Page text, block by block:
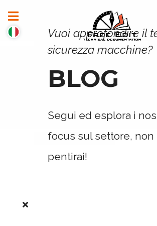
Vuoi approfondire il
sicurezza macchine?
BLOG
Segui ed esplora i
focus sul settore, non
pentirai!